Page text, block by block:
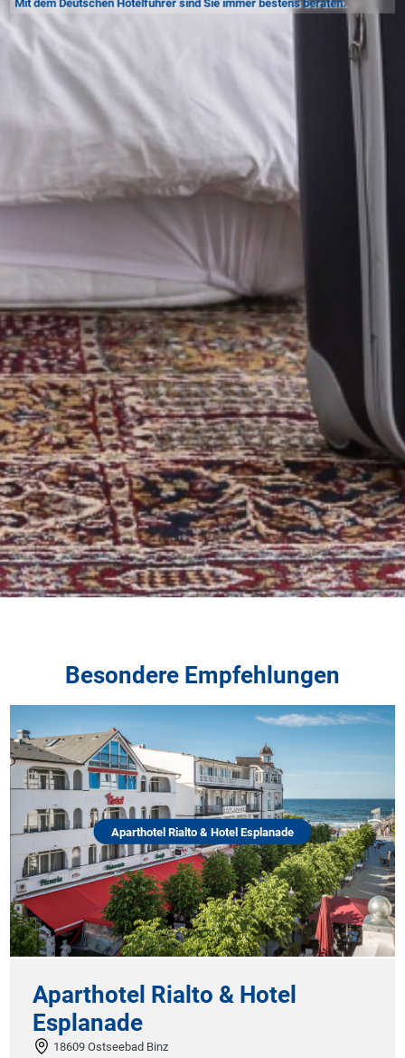
Besondere Empfehlungen
Aparthotel Rialto & Hotel Esplanade
Aparthotel Rialto & Hotel
Esplanade
18609 Ostseebad Binz